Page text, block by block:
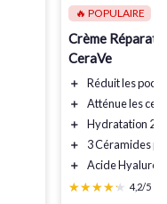
🔥 POPULAIRE
Crème
CeraVe
＋ Réduitles
＋
Atténueles
＋
Hydratation 24h
＋
3 Céramides
＋
Acide
★★★★★
★★★★★ 4,2/5